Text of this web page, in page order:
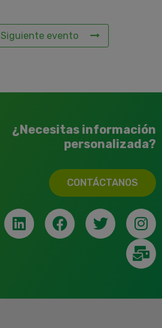
Siguiente evento
¿Necesitas información
personalizada?
CONTÁCTANOS